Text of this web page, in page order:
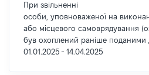
При звільненні
особи, уповноваженої на
або місцевого самоврядування
був охоплений раніше поданими
01.01.2025 - 14.04.2025